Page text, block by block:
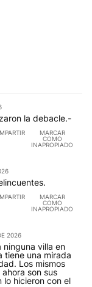
la debacle.-
MARCAR
COMO
INAPROPIADO
MARCAR
COMO
INAPROPIADO
2026
ninguna villa en
tiene una mirada
Los mismos
son sus
lo hicieron con el